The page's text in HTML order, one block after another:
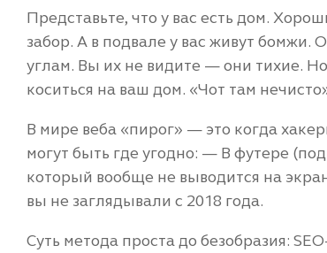
Представьте, что у вас есть дом.
забор. А в подвале у вас живут бомжи.
углам. Вы их не видите — они тихие.
коситься на ваш дом. «Чот там
В мире веба «пирог» — это когда
могут быть где угодно: — В футере
который вообще не выводится на
вы не заглядывали с 2018 года.
Суть метода проста до безобразия: